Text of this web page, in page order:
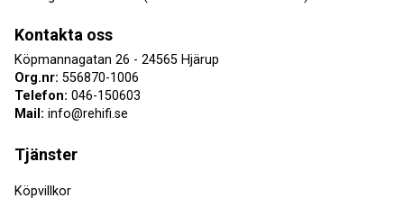
Kontakta oss
Köpmannagatan 26 - 24565 Hjärup
Org.nr: 556870-1006
Telefon: 046-150603
Mail: info@rehifi.se
Tjänster
Köpvillkor